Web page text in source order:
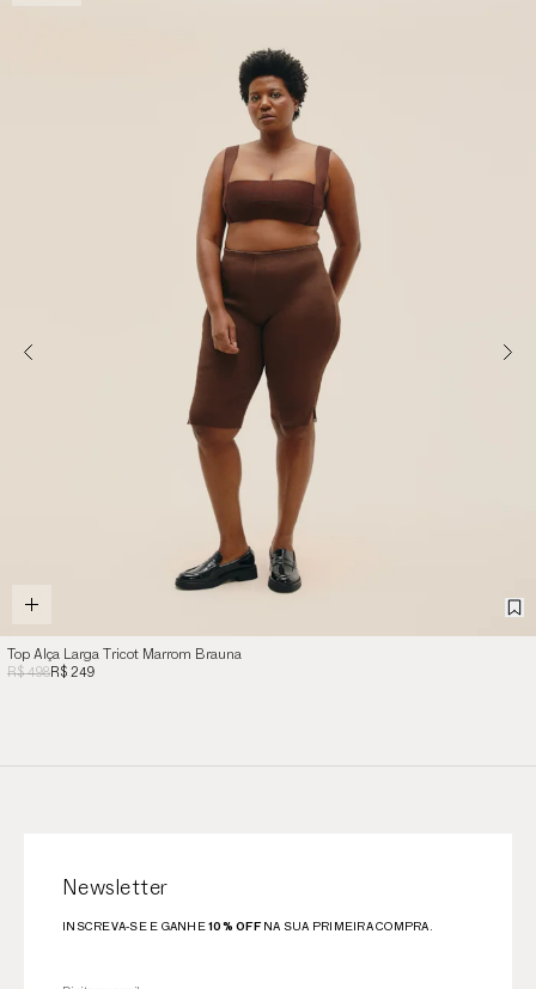
Top Alça Larga Tricot Marrom Brauna
R$ 498R$ 249
Newsletter
INSCREVA-SE E GANHE10% OFFNA SUA PRIMEIRA COMPRA.